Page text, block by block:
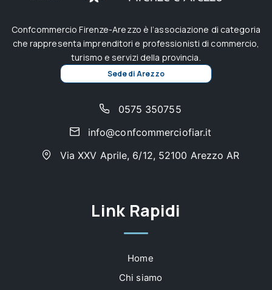
Confcommercio Firenze-Arezzo è l’associazione di categoria
che rappresenta imprenditori e professionisti di commercio,
turismo e servizi della provincia.
Sede di Arezzo
0575 350755
info@confcommerciofiar.it
Via XXV Aprile, 6/12, 52100 Arezzo AR
Link Rapidi
Home
Chi siamo